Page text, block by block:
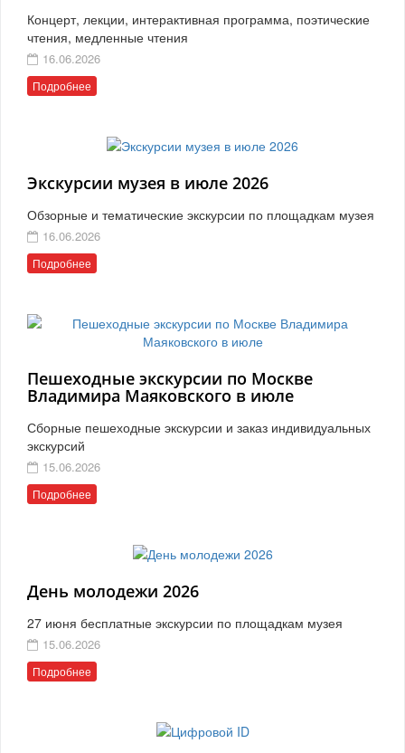
Концерт, лекции, интерактивная программа, поэтические
чтения, медленные чтения
16.06.2026
Подробнее
Экскурсии музея в июле 2026
Обзорные и тематические экскурсии по площадкам музея
16.06.2026
Подробнее
Пешеходные экскурсии по Москве
Владимира Маяковского в июле
Сборные пешеходные экскурсии и заказ индивидуальных
экскурсий
15.06.2026
Подробнее
День молодежи 2026
27 июня бесплатные экскурсии по площадкам музея
15.06.2026
Подробнее